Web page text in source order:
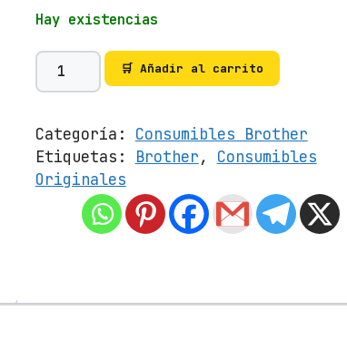
Hay existencias
C
a
t
u
c
i
🛒 Añadir al carrito
Categoría: Consumibles Brother
Etiquetas:
Brother, Consumibles
Originales